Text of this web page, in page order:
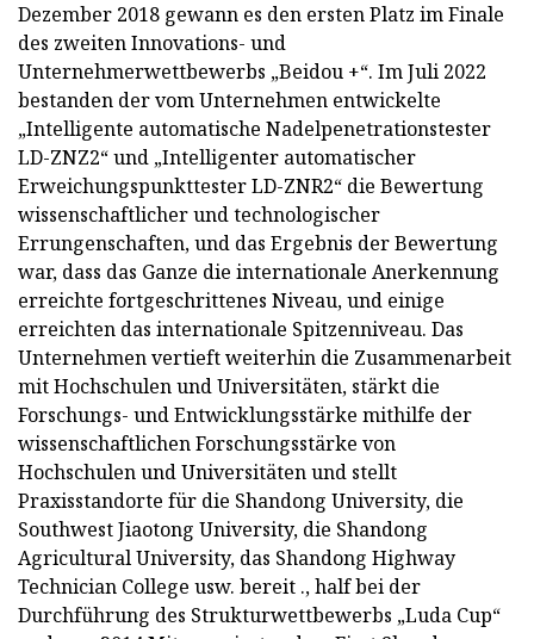
Dezember 2018 gewann es den ersten Platz im Finale
des zweiten Innovations- und
Unternehmerwettbewerbs „Beidou +“. Im Juli 2022
bestanden der vom Unternehmen entwickelte
„Intelligente automatische Nadelpenetrationstester
LD-ZNZ2“ und „Intelligenter automatischer
Erweichungspunkttester LD-ZNR2“ die Bewertung
wissenschaftlicher und technologischer
Errungenschaften, und das Ergebnis der Bewertung
war, dass das Ganze die internationale Anerkennung
erreichte fortgeschrittenes Niveau, und einige
erreichten das internationale Spitzenniveau. Das
Unternehmen vertieft weiterhin die Zusammenarbeit
mit Hochschulen und Universitäten, stärkt die
Forschungs- und Entwicklungsstärke mithilfe der
wissenschaftlichen Forschungsstärke von
Hochschulen und Universitäten und stellt
Praxisstandorte für die Shandong University, die
Southwest Jiaotong University, die Shandong
Agricultural University, das Shandong Highway
Technician College usw. bereit ., half bei der
Durchführung des Strukturwettbewerbs „Luda Cup“